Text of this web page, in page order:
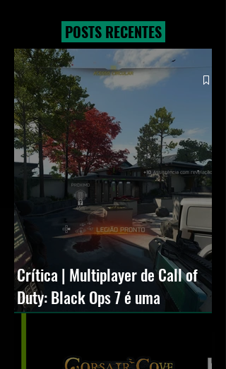
destacará jogos latino-
americanos
POSTS RECENTES
Crítica | Multiplayer de Call of
Duty: Black Ops 7 é uma
experiência positiva, divertida e